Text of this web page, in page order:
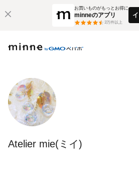
お買いものがもっとお得に
minneのアプリ
3万件以上
Atelier mie(ミイ)